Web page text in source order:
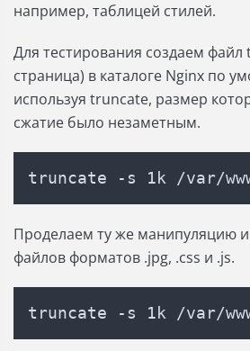
например, таблицей стилей.
Для тестирования создаем файл
страница) в каталоге Nginx по
используя truncate, размер
сжатие было незаметным.
truncate -s 1k /var/
Проделаем ту же манипуляцию и
файлов форматов .jpg, .css и .js.
truncate -s 1k /var/